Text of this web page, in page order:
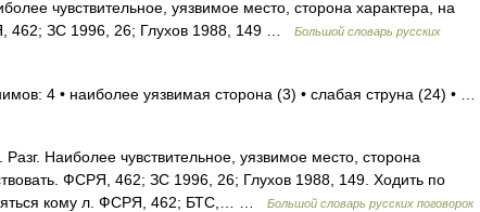
чувствительное, уязвимое место, сторона характера, на
462; ЗС 1996, 26; Глухов 1988, 149 …
Большой словарь русских
4 • наиболее уязвимая сторона (3) • слабая струна (24) • …
Наиболее чувствительное, уязвимое место, сторона
ФСРЯ, 462; ЗС 1996, 26; Глухов 1988, 149. Ходить по
кому л. ФСРЯ, 462; БТС,… …
Большой словарь русских поговорок